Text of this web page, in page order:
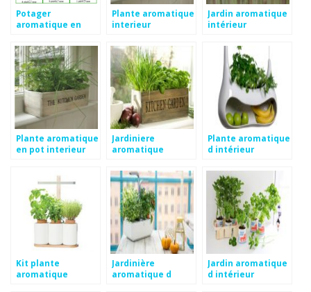
Potager
aromatique en
Plante aromatique
interieur
Jardin aromatique
intérieur
Plante aromatique
en pot interieur
Jardiniere
aromatique
Plante aromatique
d intérieur
Kit plante
aromatique
Jardinière
aromatique d
Jardin aromatique
d intérieur